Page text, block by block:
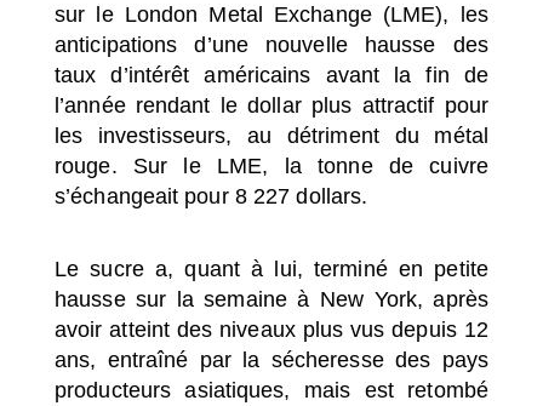
sur le London Metal Exchange (LME), les
anticipations d’une nouvelle hausse des
taux d’intérêt américains avant la fin de
l’année rendant le dollar plus attractif pour
les investisseurs, au détriment du métal
rouge. Sur le LME, la tonne de cuivre
s’échangeait pour 8 227 dollars.
Le sucre a, quant à lui, terminé en petite
hausse sur la semaine à New York, après
avoir atteint des niveaux plus vus depuis 12
ans, entraîné par la sécheresse des pays
producteurs asiatiques, mais est retombé